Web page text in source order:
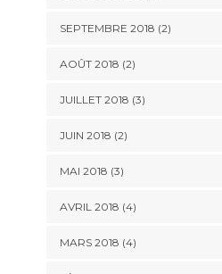
SEPTEMBRE 2018 (2)
AOÛT 2018 (2)
JUILLET 2018 (3)
JUIN 2018 (2)
MAI 2018 (3)
AVRIL 2018 (4)
MARS 2018 (4)